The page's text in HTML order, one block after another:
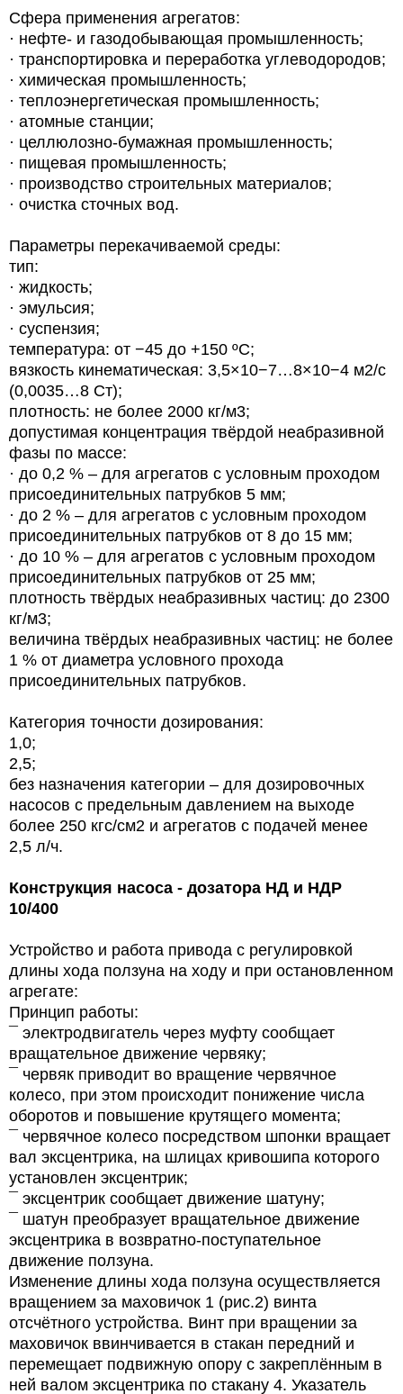
Сфера применения агрегатов:
· нефте- и газодобывающая промышленность;
· транспортировка и переработка углеводородов;
· химическая промышленность;
· теплоэнергетическая промышленность;
· атомные станции;
· целлюлозно-бумажная промышленность;
· пищевая промышленность;
· производство строительных материалов;
· очистка сточных вод.
Параметры перекачиваемой среды:
тип:
· жидкость;
· эмульсия;
· суспензия;
температура: от −45 до +150 ºС;
вязкость кинематическая: 3,5×10−7…8×10−4 м2/с
(0,0035…8 Ст);
плотность: не более 2000 кг/м3;
допустимая концентрация твёрдой неабразивной
фазы по массе:
· до 0,2 % – для агрегатов с условным проходом
присоединительных патрубков 5 мм;
· до 2 % – для агрегатов с условным проходом
присоединительных патрубков от 8 до 15 мм;
· до 10 % – для агрегатов с условным проходом
присоединительных патрубков от 25 мм;
плотность твёрдых неабразивных частиц: до 2300
кг/м3;
величина твёрдых неабразивных частиц: не более
1 % от диаметра условного прохода
присоединительных патрубков.
Категория точности дозирования:
1,0;
2,5;
без назначения категории – для дозировочных
насосов с предельным давлением на выходе
более 250 кгс/см2 и агрегатов с подачей менее
2,5 л/ч.
Конструкция насоса - дозатора НД и НДР
10/400
Устройство и работа привода с регулировкой
длины хода ползуна на ходу и при остановленном
агрегате:
Принцип работы:
¯ электродвигатель через муфту сообщает
вращательное движение червяку;
¯ червяк приводит во вращение червячное
колесо, при этом происходит понижение числа
оборотов и повышение крутящего момента;
¯ червячное колесо посредством шпонки вращает
вал эксцентрика, на шлицах кривошипа которого
установлен эксцентрик;
¯ эксцентрик сообщает движение шатуну;
¯ шатун преобразует вращательное движение
эксцентрика в возвратно-поступательное
движение ползуна.
Изменение длины хода ползуна осуществляется
вращением за маховичок 1 (рис.2) винта
отсчётного устройства. Винт при вращении за
маховичок ввинчивается в стакан передний и
перемещает подвижную опору с закреплённым в
ней валом эксцентрика по стакану 4. Указатель